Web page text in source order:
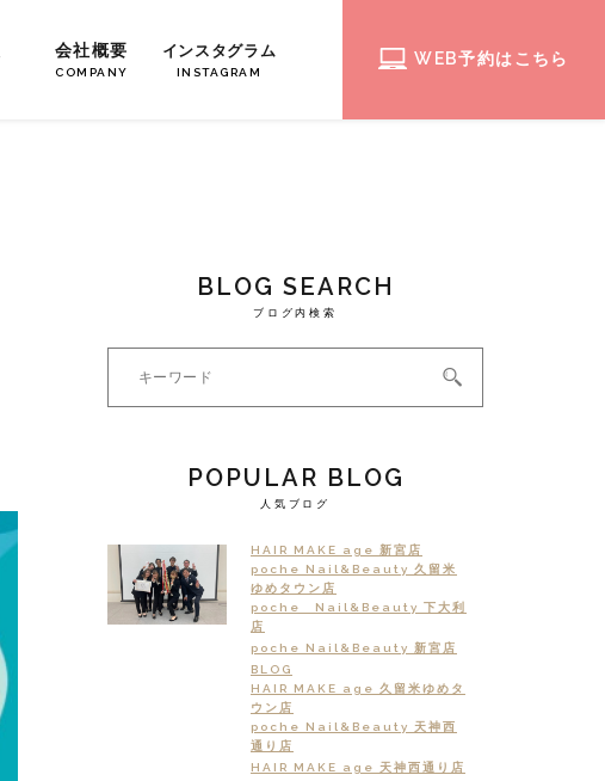
会社概要
COMPANY
インスタグラム
INSTAGRAM
WEB予約はこちら
BLOG SEARCH
ブログ内検索
POPULAR BLOG
人気ブログ
HAIR MAKE age 新宮店
poche Nail&Beauty 久留米
ゆめタウン店
poche Nail&Beauty 下大利
店
poche Nail&Beauty 新宮店
BLOG
HAIR MAKE age 久留米ゆめタ
ウン店
poche Nail&Beauty 天神西
通り店
HAIR MAKE age 天神西通り店